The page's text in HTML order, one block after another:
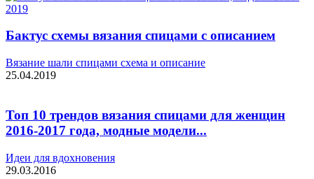
Бактус схемы вязания спицами с описанием
Вязание шали спицами схема и описание
25.04.2019
Топ 10 трендов вязания спицами для женщин
2016-2017 года, модные модели...
Идеи для вдохновения
29.03.2016